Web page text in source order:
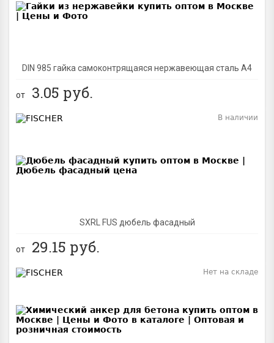
DIN 985 гайка самоконтрящаяся нержавеющая сталь A4
от 3.05 руб.
SXRL FUS дюбель фасадный
В наличии
от 29.15 руб.
Нет на складе